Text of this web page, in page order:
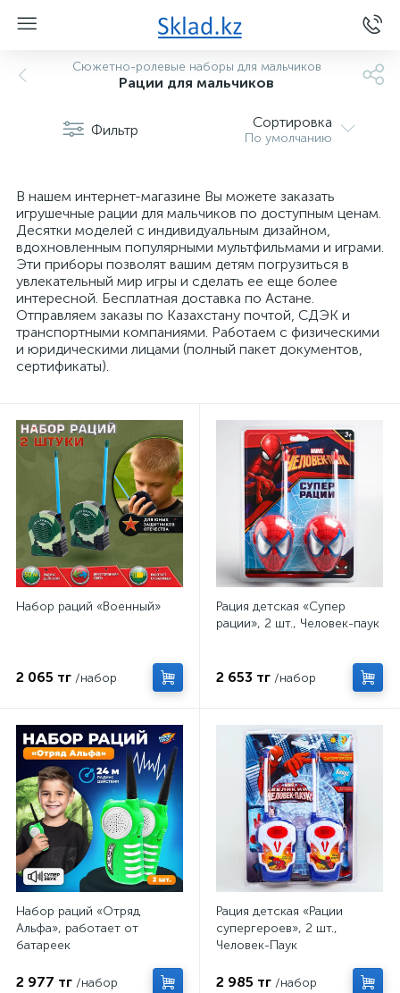
Сюжетно-ролевые наборы для мальчиков
Рации для мальчиков
Фильтр Сортировка
По умолчанию
В нашем интернет-магазине Вы можете заказать
игрушечные рации для мальчиков по доступным ценам.
Десятки моделей с индивидуальным дизайном,
вдохновленным популярными мультфильмами и играми.
Эти приборы позволят вашим детям погрузиться в
увлекательный мир игры и сделать ее еще более
интересной. Бесплатная доставка по Астане.
Отправляем заказы по Казахстану почтой, СДЭК и
транспортными компаниями. Работаем с физическими
и юридическими лицами (полный пакет документов,
сертификаты).
Набор раций «Военный»
2 065 тг /набор
Рация детская «Супер
рации», 2 шт., Человек-паук
2 653 тг /набор
Набор раций «Отряд
Альфа», работает от
батареек
2 977 тг /набор
Рация детская «Рации
супергероев», 2 шт.,
Человек-Паук
2 985 тг /набор